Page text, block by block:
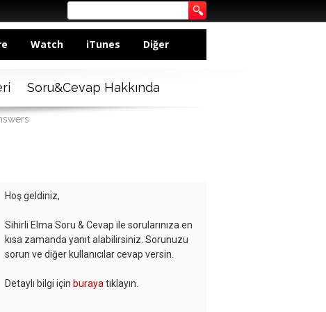
Watch iTunes Diğer
Soru&Cevap Hakkında
Hoş geldiniz,
Sihirli Elma Soru & Cevap ile sorularınıza en
kısa zamanda yanıt alabilirsiniz. Sorunuzu
sorun ve diğer kullanıcılar cevap versin.
Detaylı bilgi için buraya tıklayın.